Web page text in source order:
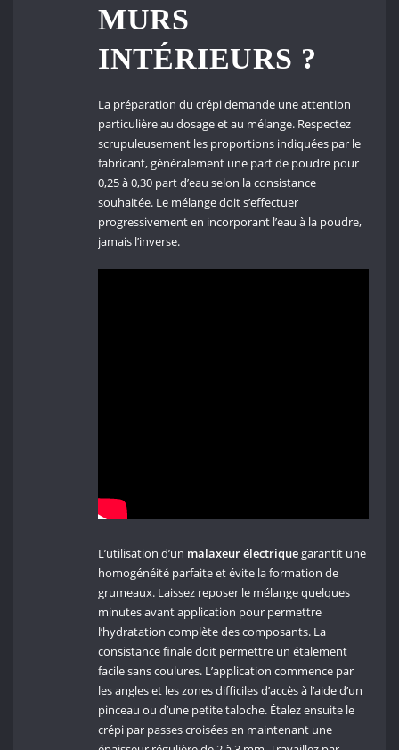
MURS
INTÉRIEURS ?
La préparation du crépi demande une attention
particulière au dosage et au mélange. Respectez
scrupuleusement les proportions indiquées par le
fabricant, généralement une part de poudre pour
0,25 à 0,30 part d’eau selon la consistance
souhaitée. Le mélange doit s’effectuer
progressivement en incorporant l’eau à la poudre,
jamais l’inverse.
L’utilisation d’un malaxeur électriquegarantit une
homogénéité parfaite et évite la formation de
grumeaux. Laissez reposer le mélange quelques
minutes avant application pour permettre
l’hydratation complète des composants. La
consistance finale doit permettre un étalement
facile sans coulures. L’application commence par
les angles et les zones difficiles d’accès à l’aide d’un
pinceau ou d’une petite taloche. Étalez ensuite le
crépi par passes croisées en maintenant une